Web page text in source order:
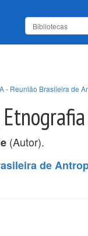
- Reunião Brasileira de
(Autor).
de